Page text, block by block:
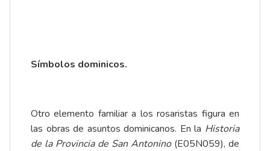
Símbolos dominicos.
Otro elemento familiar a los rosaristas figura en
las obras de asuntos dominicanos. En la Historia
de la Provincia de San Antonino (E05N059), de